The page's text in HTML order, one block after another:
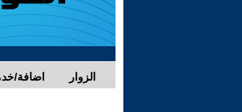
اضافة/ الزوار